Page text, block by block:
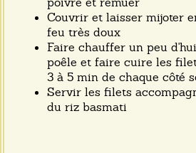
Couvrir et laisser mijoter
feu très doux
Faire chauffer un peu
poêle et faire cuire les
3 à 5 min de chaque côté
Servir les filets
du riz basmati